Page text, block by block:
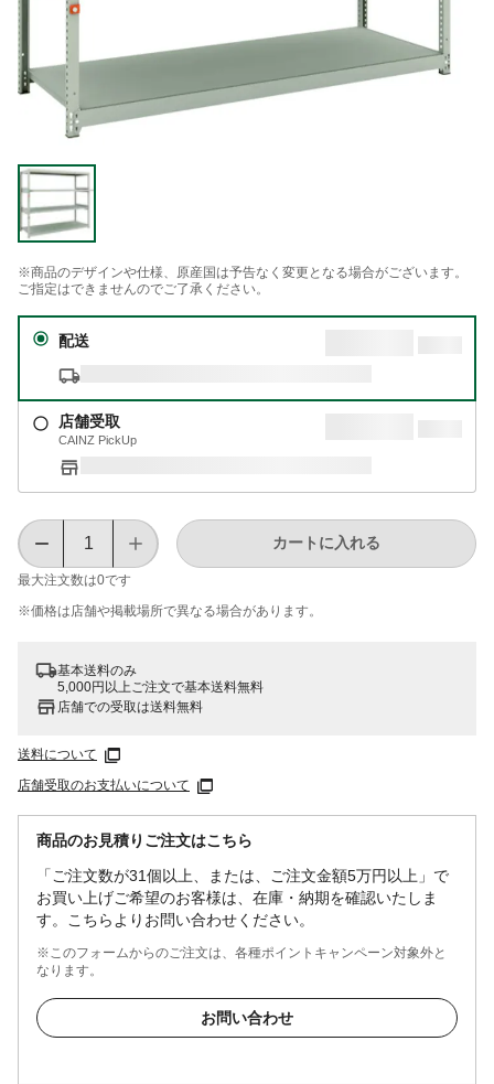
※商品のデザインや仕様、原産国は予告なく変更となる場合がございます。
ご指定はできませんのでご了承ください。
配送
店舗受取
CAINZ PickUp
最大注文数は0です
カートに入れる
※価格は​店舗や​掲載場所で​異なる​場合が​あります。
基本送料のみ
5,000円以上ご注文で基本送料無料
店舗での受取は送料無料
送料について
店舗受取のお支払いについて
商品のお見積りご注文はこちら
「ご注文数が31個以上、または、ご注文金額5万円以上」で
お買い上げご希望のお客様は、在庫・納期を確認いたしま
す。こちらよりお問い合わせください。
※このフォームからのご注文は、各種ポイントキャンペーン対象外と
なります。
お問い合わせ